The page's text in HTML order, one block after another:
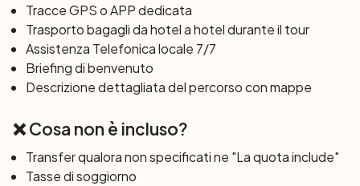
Giorno 6: Cabras – Arborea (36 o 68 km)
Iniziate il viaggio pedalando nella penisola del Sinis, tra il
mare e gli stagni degli eleganti fenicotteri rosa, il lucente
quarzo bianco della spiaggia di Is Arutas e le affascinanti
rovine fenicie di Tharros. Attraversate poi il centro
Giorno 7: Arborea – Arbus (46 o 54 km)
Vi immergete nelle bellezze naturali della Costa Verde,
Tracce GPS o APP dedicata
Trasporto bagagli da hotel a hotel durante il tour
Assistenza Telefonica locale 7/7
Briefing di benvenuto
Descrizione dettagliata del percorso con mappe
❌ Cosa non è incluso?
Transfer qualora non specificati ne "La quota include"
Tasse di soggiorno